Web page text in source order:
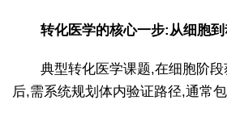
转化医学的核心一步:从细胞
典型转化医学课题,在细胞阶
后,需系统规划体内验证路径,通常